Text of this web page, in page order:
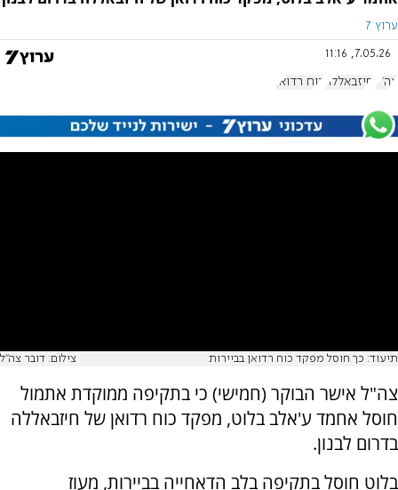
ערוץ 7
7.05.26, 11:16
צה"ל חיזבאללה כוח רדואן
תיעוד: כך חוסל מפקד כוח רדואן בביירות צילום: דובר צה"ל
צה"ל אישר הבוקר (חמישי) כי בתקיפה ממוקדת אתמול
חוסל אחמד ע'אלב בלוט, מפקד כוח רדואן של חיזבאללה
בדרום לבנון.
בלוט חוסל בתקיפה בלב הדאחייה בביירות, מעוז